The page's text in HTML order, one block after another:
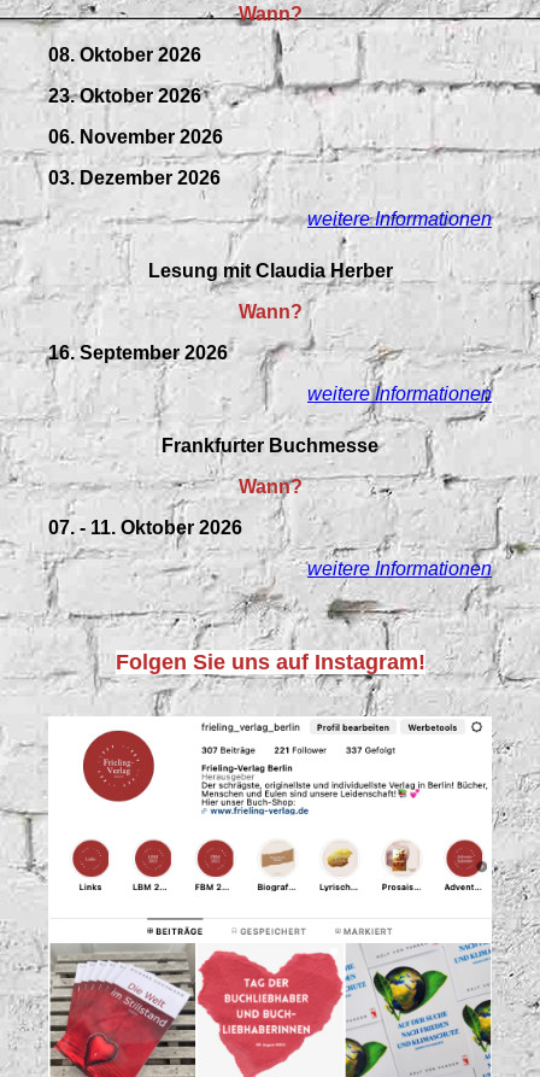
Wann?
08. Oktober 2026
23. Oktober 2026
06. November 2026
03. Dezember 2026
weitere Informationen
Lesung mit Claudia Herber
Wann?
16. September 2026
weitere Informationen
Frankfurter Buchmesse
Wann?
07. - 11. Oktober 2026
weitere Informationen
Folgen Sie uns auf Instagram!